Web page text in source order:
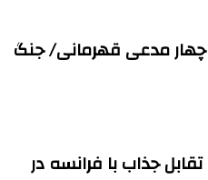
چهار مدعی قهرمانی/ جنگ
جذاب با فرانسه در